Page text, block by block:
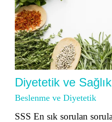
Diyetetik ve
Beslenme ve Diyetetik
SSS En sık sorulan